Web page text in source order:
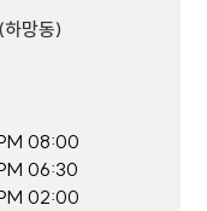
망동)
08:00
06:30
02:00